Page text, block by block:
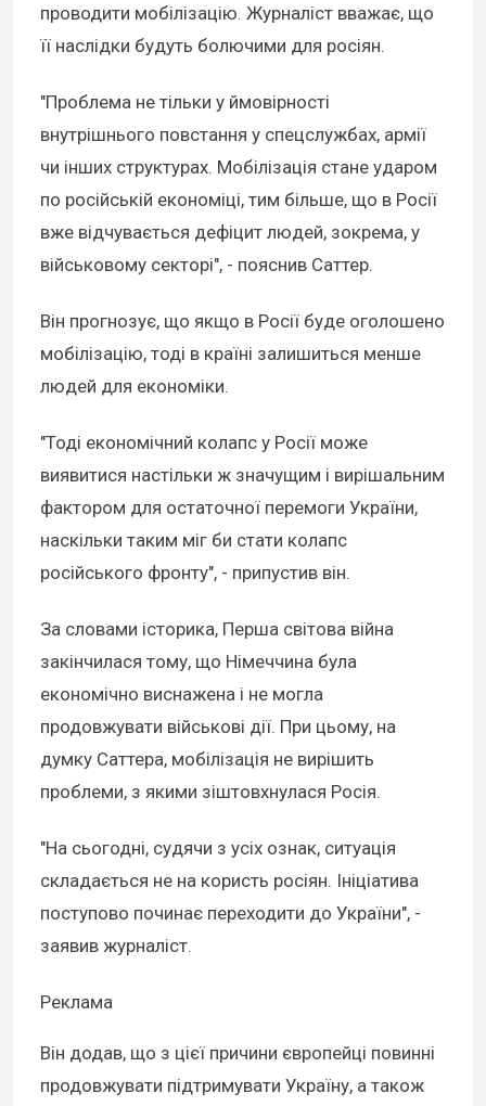
проводити мобілізацію. Журналіст вважає, що
її наслідки будуть болючими для росіян.
"Проблема не тільки у ймовірності
внутрішнього повстання у спецслужбах, армії
чи інших структурах. Мобілізація стане ударом
по російській економіці, тим більше, що в Росії
вже відчувається дефіцит людей, зокрема, у
військовому секторі", - пояснив Саттер.
Він прогнозує, що якщо в Росії буде оголошено
мобілізацію, тоді в країні залишиться менше
людей для економіки.
"Тоді економічний колапс у Росії може
виявитися настільки ж значущим і вирішальним
фактором для остаточної перемоги України,
наскільки таким міг би стати колапс
російського фронту", - припустив він.
За словами історика, Перша світова війна
закінчилася тому, що Німеччина була
економічно виснажена і не могла
продовжувати військові дії. При цьому, на
думку Саттера, мобілізація не вирішить
проблеми, з якими зіштовхнулася Росія.
"На сьогодні, судячи з усіх ознак, ситуація
складається не на користь росіян. Ініціатива
поступово починає переходити до України", -
заявив журналіст.
Реклама
Він додав, що з цієї причини європейці повинні
продовжувати підтримувати Україну, а також